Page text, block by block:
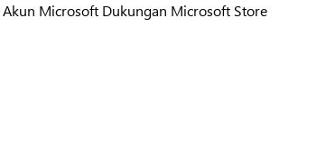
Akun Microsoft Dukungan Microsoft Store